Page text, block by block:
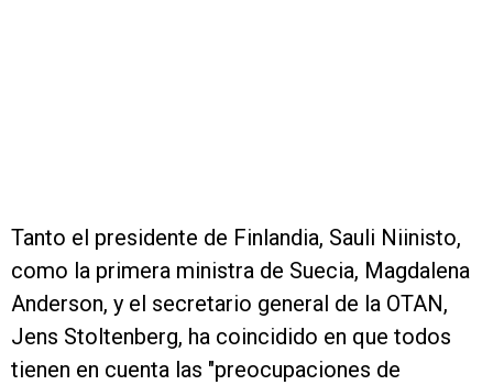
Tanto el presidente de Finlandia, Sauli Niinisto,
como la primera ministra de Suecia, Magdalena
Anderson, y el secretario general de la OTAN,
Jens Stoltenberg, ha coincidido en que todos
tienen en cuenta las "preocupaciones de